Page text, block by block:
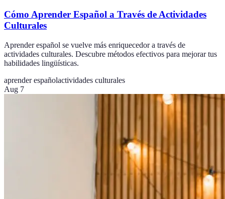
Cómo Aprender Español a Través de Actividades
Culturales
Aprender español se vuelve más enriquecedor a través de
actividades culturales. Descubre métodos efectivos para mejorar tus
habilidades lingüísticas.
aprender españolactividades culturales
Aug 7